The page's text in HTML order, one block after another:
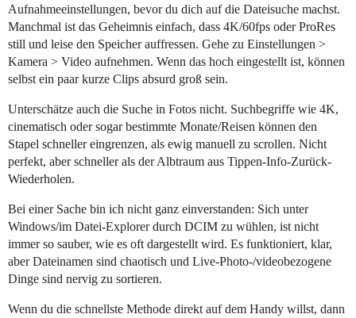
Aufnahmeeinstellungen, bevor du dich auf die Dateisuche machst.
Manchmal ist das Geheimnis einfach, dass 4K/60fps oder ProRes
still und leise den Speicher auffressen. Gehe zu Einstellungen >
Kamera > Video aufnehmen. Wenn das hoch eingestellt ist, können
selbst ein paar kurze Clips absurd groß sein.
Unterschätze auch die Suche in Fotos nicht. Suchbegriffe wie 4K,
cinematisch oder sogar bestimmte Monate/Reisen können den
Stapel schneller eingrenzen, als ewig manuell zu scrollen. Nicht
perfekt, aber schneller als der Albtraum aus Tippen-Info-Zurück-
Wiederholen.
Bei einer Sache bin ich nicht ganz einverstanden: Sich unter
Windows/im Datei-Explorer durch DCIM zu wühlen, ist nicht
immer so sauber, wie es oft dargestellt wird. Es funktioniert, klar,
aber Dateinamen sind chaotisch und Live-Photo-/videobezogene
Dinge sind nervig zu sortieren.
Wenn du die schnellste Methode direkt auf dem Handy willst, dann